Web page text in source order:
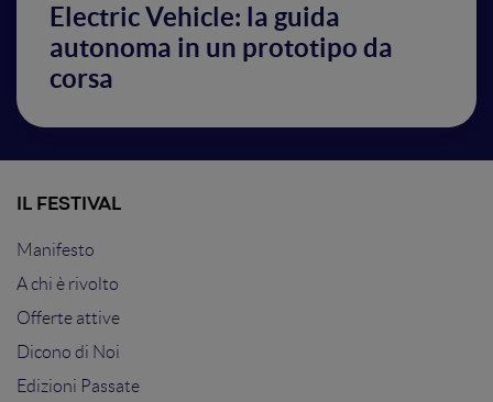
Electric Vehicle: la guida
autonoma in un prototipo da
corsa
IL FESTIVAL
Manifesto
A chi è rivolto
Offerte attive
Dicono di Noi
Edizioni Passate